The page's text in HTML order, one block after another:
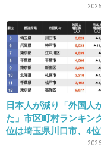
15. 匿名 2026/06/03(水) 08:46:20
靴を履く時は前
ません
絆創膏でもだめ
やつはどうでし
絆創膏よりクッ
接触性皮膚炎も
日本人が減り「外国人
た」市区町村ランキン
位は埼玉県川口市、4
市、ではトップ3は？